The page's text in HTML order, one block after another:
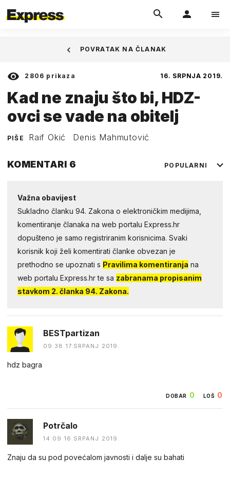
2806 prikaza 16. SRPNJA 2019.
Kad ne znaju što bi, HDZ-
ovci se vade na obitelj
PIŠE Raif Okić Denis Mahmutović
POVRATAK NA ČLANAK
KOMENTARI 6 POPULARNI
Važna obavijest
Sukladno članku 94. Zakona o elektroničkim medijima,
komentiranje članaka na web portalu Express.hr
dopušteno je samo registriranim korisnicima. Svaki
korisnik koji želi komentirati članke obvezan je
prethodno se upoznati s Pravilima komentiranja na
web portalu Express.hr te sa zabranama propisanim
stavkom 2. članka 94. Zakona.
BESTpartizan
09:38 17.SRPANJ 2019.
hdz bagra
DOBAR 0 LOŠ 0
Potrčalo
14:09 16.SRPANJ 2019.
Znaju da su pod povećalom javnosti i dalje su bahati